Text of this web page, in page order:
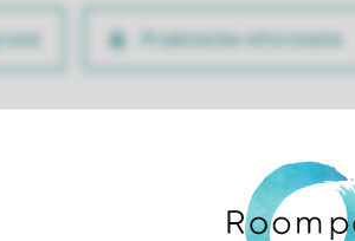
Praktische informatie